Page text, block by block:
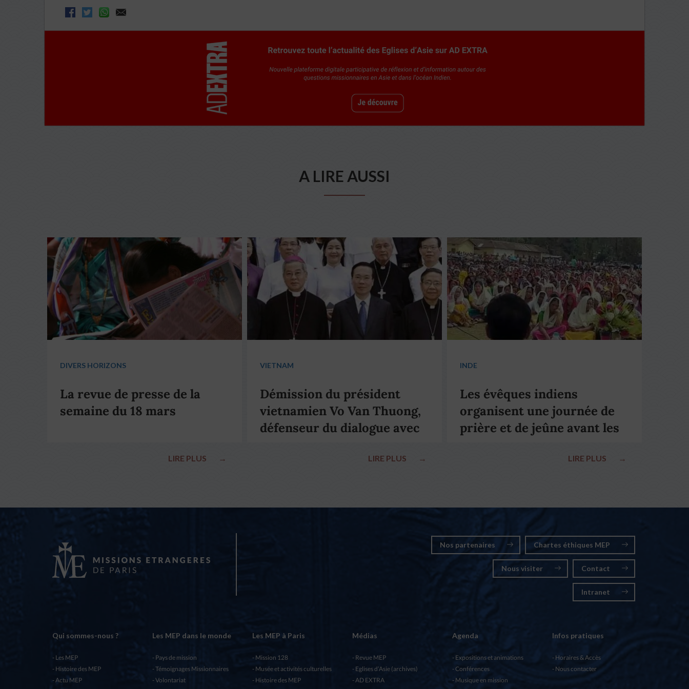
A LIRE AUSSI
DIVERS HORIZONS
La revue de presse de la
semaine du 18 mars
LIRE PLUS →
VIETNAM
Démission du président
vietnamien Vo Van Thuong,
défenseur du dialogue avec
LIRE PLUS →
INDE
Les évêques indiens
organisent une journée de
prière et de jeûne avant les
LIRE PLUS →
Nos partenaires Chartes éthiques MEP
Nous visiter Contact
Intranet
Qui sommes-nous ?
Les MEP
Histoire des MEP
Actu MEP
Les MEP dans le monde
Pays de mission
Témoignages Missionnaires
Volontariat
Les MEP à Paris
Mission 128
Musée et activités culturelles
Histoire des MEP
Médias
Revue MEP
Eglises d’Asie (archives)
AD EXTRA
Agenda
Expositions et animations
Conférences
Musique en mission
Infos pratiques
Horaires & Accès
Nous contacter